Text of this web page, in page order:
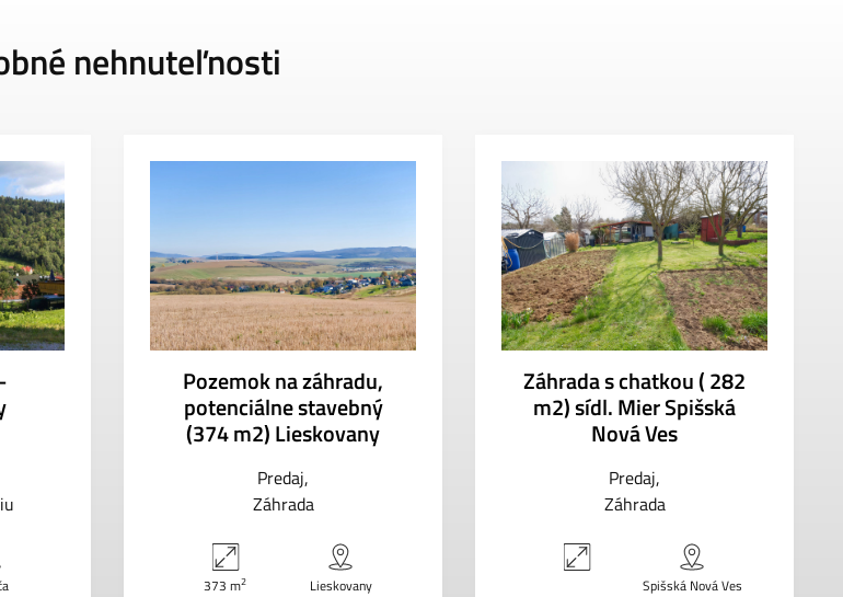
nehnuteľnosti
Pozemok na záhradu,
potenciálne stavebný
(374 m2) Lieskovany
Predaj
Záhrada
373 m2 Lieskovany
Záhrada s chatkou ( 282
m2) sídl. Mier Spišská
Nová Ves
Predaj
Záhrada
Spišská Nová Ves